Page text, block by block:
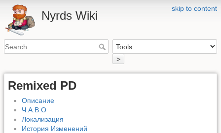
skip to content
Nyrds Wiki
>
Remixed PD
Описание
Ч.А.В.О
Локализация
История Изменений